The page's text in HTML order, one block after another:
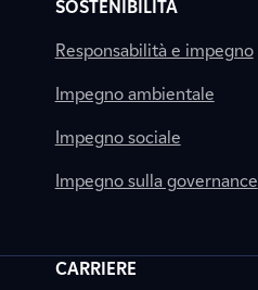
SOSTENIBILITÀ
Responsabilità e impegno
Impegno ambientale
Impegno sociale
Impegno sulla governance
CARRIERE